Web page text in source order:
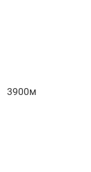
3900м